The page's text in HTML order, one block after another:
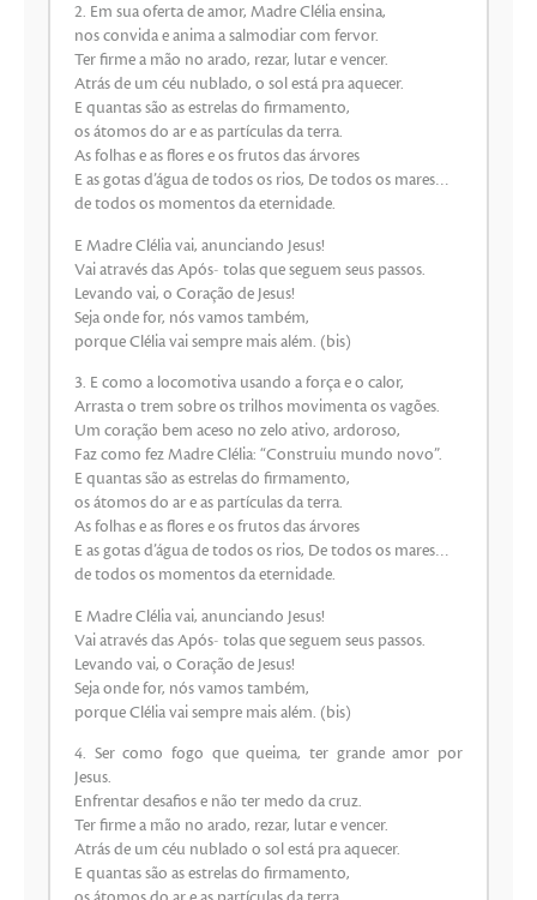
2. Em sua oferta de amor, Madre Clélia ensina,
nos convida e anima a salmodiar com fervor.
Ter firme a mão no arado, rezar, lutar e vencer.
Atrás de um céu nublado, o sol está pra aquecer.
E quantas são as estrelas do firmamento,
os átomos do ar e as partículas da terra.
As folhas e as flores e os frutos das árvores
E as gotas d’água de todos os rios, De todos os mares…
de todos os momentos da eternidade.
E Madre Clélia vai, anunciando Jesus!
Vai através das Após- tolas que seguem seus passos.
Levando vai, o Coração de Jesus!
Seja onde for, nós vamos também,
porque Clélia vai sempre mais além. (bis)
3. E como a locomotiva usando a força e o calor,
Arrasta o trem sobre os trilhos movimenta os vagões.
Um coração bem aceso no zelo ativo, ardoroso,
Faz como fez Madre Clélia: “Construiu mundo novo”.
E quantas são as estrelas do firmamento,
os átomos do ar e as partículas da terra.
As folhas e as flores e os frutos das árvores
E as gotas d’água de todos os rios, De todos os mares…
de todos os momentos da eternidade.
E Madre Clélia vai, anunciando Jesus!
Vai através das Após- tolas que seguem seus passos.
Levando vai, o Coração de Jesus!
Seja onde for, nós vamos também,
porque Clélia vai sempre mais além. (bis)
4. Ser como fogo que queima, ter grande amor por
Jesus.
Enfrentar desafios e não ter medo da cruz.
Ter firme a mão no arado, rezar, lutar e vencer.
Atrás de um céu nublado o sol está pra aquecer.
E quantas são as estrelas do firmamento,